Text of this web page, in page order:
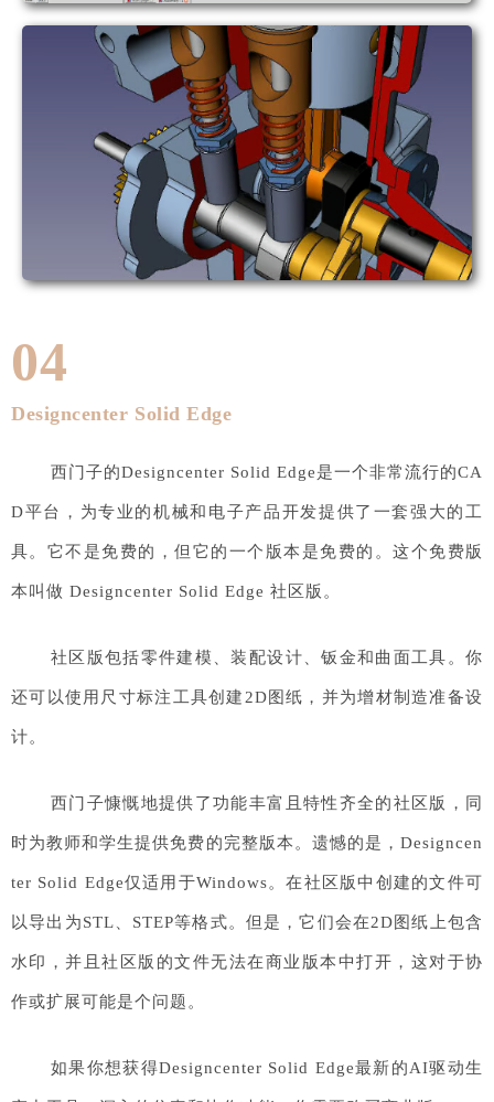
04
Designcenter Solid Edge
西门子的Designcenter Solid Edge是一个非常流行的CA
D平台，为专业的机械和电子产品开发提供了一套强大的工
具。它不是免费的，但它的一个版本是免费的。这个免费版
本叫做 Designcenter Solid Edge 社区版。
社区版包括零件建模、装配设计、钣金和曲面工具。你
还可以使用尺寸标注工具创建2D图纸，并为增材制造准备设
计。
西门子慷慨地提供了功能丰富且特性齐全的社区版，同
时为教师和学生提供免费的完整版本。遗憾的是，Designcen
ter Solid Edge仅适用于Windows。在社区版中创建的文件可
以导出为STL、STEP等格式。但是，它们会在2D图纸上包含
水印，并且社区版的文件无法在商业版本中打开，这对于协
作或扩展可能是个问题。
如果你想获得Designcenter Solid Edge最新的AI驱动生